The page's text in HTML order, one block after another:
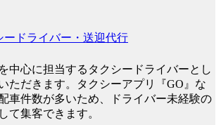
ードライバー・送迎代行
中心に担当するタクシードライバーとし
ただきます。タクシーアプリ『GO』な
車件数が多いため、ドライバー未経験の
て集客できます。